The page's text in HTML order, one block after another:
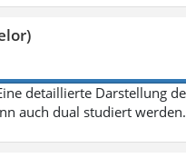
detaillierte Darstellung
auch dual studiert